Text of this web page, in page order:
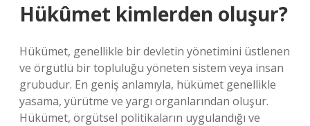
Hükûmet kimlerden oluşur?
Hükümet, genellikle bir devletin yönetimini üstlenen
ve örgütlü bir topluluğu yöneten sistem veya insan
grubudur. En geniş anlamıyla, hükümet genellikle
yasama, yürütme ve yargı organlarından oluşur.
Hükümet, örgütsel politikaların uygulandığı ve